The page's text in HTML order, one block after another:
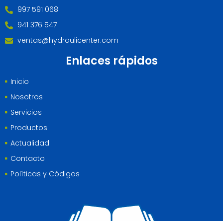
997 591 068
941 376 547
ventas@hydraulicenter.com
Enlaces rápidos
Inicio
Nosotros
Servicios
Productos
Actualidad
Contacto
Políticas y Códigos